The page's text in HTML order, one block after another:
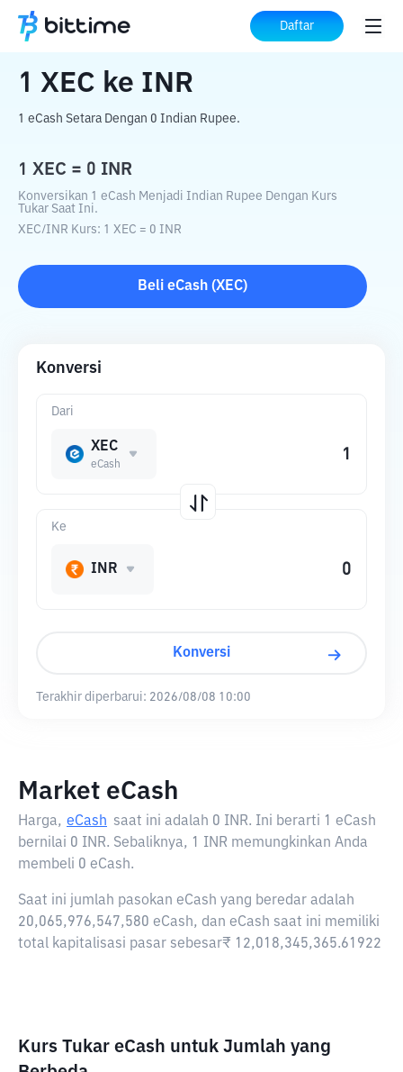
Daftar
Beranda Konverter Kripto ke INR
1 XEC ke INR
1 eCash Setara Dengan 0 Indian Rupee.
1 XEC = 0 INR
Konversikan 1 eCash Menjadi Indian Rupee Dengan Kurs
Tukar Saat Ini.
XEC/INR Kurs: 1 XEC = 0 INR
Beli eCash (XEC)
Konversi
Dari
XEC
eCash
Ke
INR
Konversi
Terakhir diperbarui: 2026/08/08 10:00
Market eCash
Harga, eCash saat ini adalah 0 INR. Ini berarti 1 eCash
bernilai 0 INR. Sebaliknya, 1 INR memungkinkan Anda
membeli 0 eCash.
Saat ini jumlah pasokan eCash yang beredar adalah
20,065,976,547,580 eCash, dan eCash saat ini memiliki
total kapitalisasi pasar sebesar₹ 12,018,345,365.61922
Kurs Tukar eCash untuk Jumlah yang